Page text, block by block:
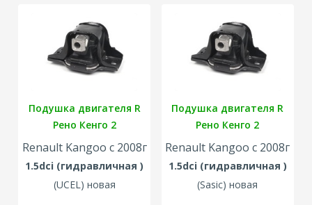
Подушка двигателя R
Рено Кенго 2
Renault Kangoo с 2008г
1.5dci (гидравличная )
(UCEL ) новая
Подушка двигателя R
Рено Кенго 2
Renault Kangoo с 2008г
1.5dci (гидравличная )
(Sasic) новая